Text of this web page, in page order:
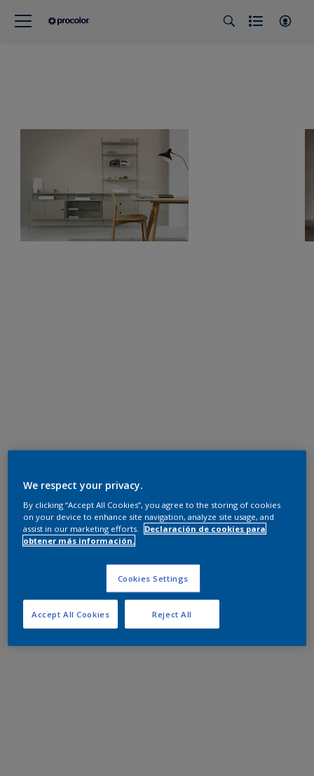
We respect your privacy.
By clicking “Accept All Cookies”, you agree to the storing of cookies
on your device to enhance site navigation, analyze site usage, and
assist in our marketing efforts.
Declaración de cookies para
obtener más información.
Cookies Settings
Reject All
Accept All Cookies